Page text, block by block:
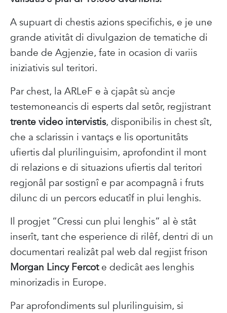
A supuart di chestis azions specifichis, e je une
grande ativitât di divulgazion de tematiche di
bande de Agjenzie, fate in ocasion di variis
iniziativis sul teritori.
Par chest, la ARLeF e à cjapât sù ancje
testemoneancis di esperts dal setôr, regjistrant
trente video intervistis, disponibilis in chest sît,
che a sclarissin i vantaçs e lis oportunitâts
ufiertis dal plurilinguisim, aprofondint il mont
di relazions e di situazions ufiertis dal teritori
regjonâl par sostignî e par acompagnâ i fruts
dilunc di un percors educatîf in plui lenghis.
Il progjet “Cressi cun plui lenghis” al è stât
inserît, tant che esperience di rilêf, dentri di un
documentari realizât pal web dal regjist frison
Morgan Lincy Fercote dedicât aes lenghis
minorizadis in Europe.
Par aprofondiments sul plurilinguisim, si